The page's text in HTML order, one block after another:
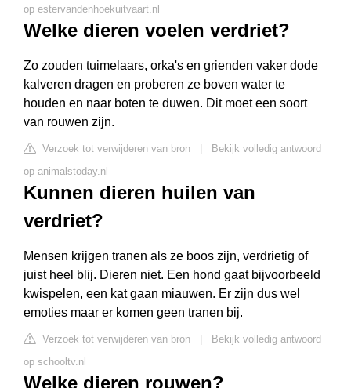
op estervandenhoekuitvaart.nl
Welke dieren voelen verdriet?
Zo zouden tuimelaars, orka's en grienden vaker dode
kalveren dragen en proberen ze boven water te
houden en naar boten te duwen. Dit moet een soort
van rouwen zijn.
Verzoek tot verwijderen van bron
Bekijk volledig antwoord
op animalstoday.nl
Kunnen dieren huilen van
verdriet?
Mensen krijgen tranen als ze boos zijn, verdrietig of
juist heel blij. Dieren niet. Een hond gaat bijvoorbeeld
kwispelen, een kat gaan miauwen. Er zijn dus wel
emoties maar er komen geen tranen bij.
Verzoek tot verwijderen van bron
Bekijk volledig antwoord
op schooltv.nl
Welke dieren rouwen?